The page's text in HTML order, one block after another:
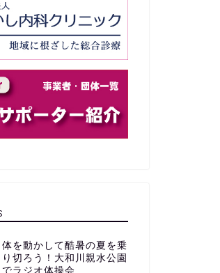
体を動かして酷暑の夏を乗
り切ろう！大和川親水公園
でラジオ体操会